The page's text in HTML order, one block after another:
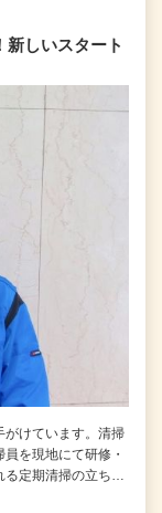
しいスタート
がけています。清掃
を現地にて研修・
る定期清掃の立ち…